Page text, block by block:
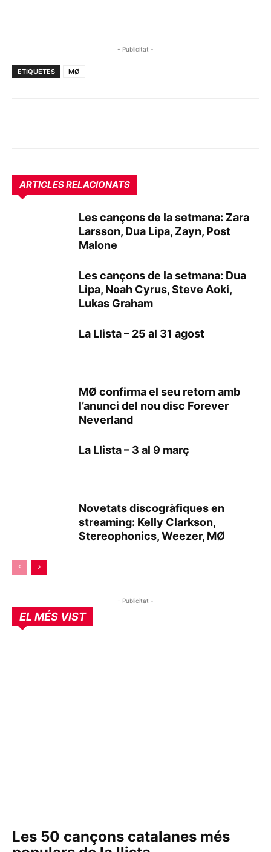
- Publicitat -
ETIQUETES MØ
ARTICLES RELACIONATS
Les cançons de la setmana: Zara
Larsson, Dua Lipa, Zayn, Post
Malone
Les cançons de la setmana: Dua
Lipa, Noah Cyrus, Steve Aoki,
Lukas Graham
La Llista – 25 al 31 agost
MØ confirma el seu retorn amb
l’anunci del nou disc Forever
Neverland
La Llista – 3 al 9 març
Novetats discogràfiques en
streaming: Kelly Clarkson,
Stereophonics, Weezer, MØ
- Publicitat -
EL MÉS VIST
Les 50 cançons catalanes més